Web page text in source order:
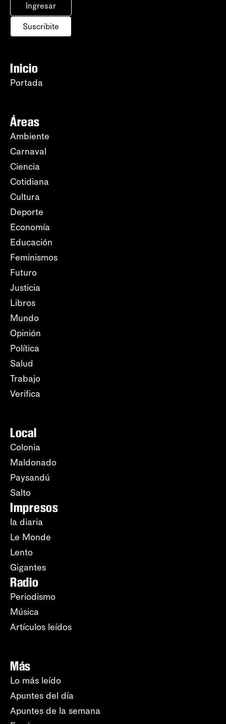
Ingresar
Suscribite
Inicio
Portada
Áreas
Ambiente
Carnaval
Ciencia
Cotidiana
Cultura
Deporte
Economía
Educación
Feminismos
Futuro
Justicia
Libros
Mundo
Opinión
Política
Salud
Trabajo
Verifica
Local
Colonia
Maldonado
Paysandú
Salto
Impresos
la diaria
Le Monde
Lento
Gigantes
Radio
Periodismo
Música
Artículos leídos
Más
Lo más leído
Apuntes del día
Apuntes de la semana